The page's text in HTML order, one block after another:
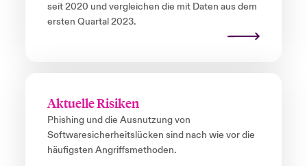
seit 2020 und vergleichen die mit Daten aus dem
ersten Quartal 2023.
Aktuelle Risiken
Phishing und die Ausnutzung von
Softwaresicherheitslücken sind nach wie vor die
häufigsten Angriffsmethoden.